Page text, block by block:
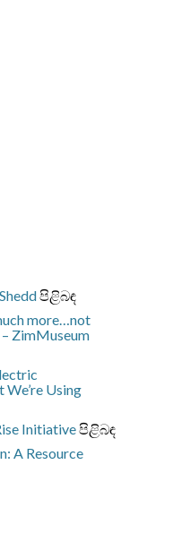
පිළිබඳ
more…not
ZimMuseum
Using
Initiativeපිළිබඳ
A Resource